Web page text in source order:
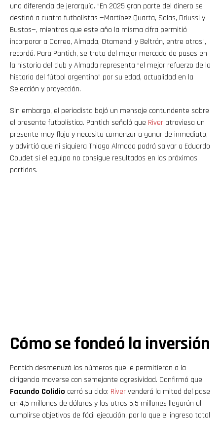
una diferencia de jerarquía. “En 2025 gran parte del dinero se
destinó a cuatro futbolistas —Martínez Quarta, Salas, Driussi y
Bustos—, mientras que este año la misma cifra permitió
incorporar a Correa, Almada, Otamendi y Beltrán, entre otros”,
recordó. Para Pantich, se trata del mejor mercado de pases en
la historia del club y Almada representa “el mejor refuerzo de la
historia del fútbol argentino” por su edad, actualidad en la
Selección y proyección.
Sin embargo, el periodista bajó un mensaje contundente sobre
el presente futbolístico. Pantich señaló que River atraviesa un
presente muy flojo y necesita comenzar a ganar de inmediato,
y advirtió que ni siquiera Thiago Almada podrá salvar a Eduardo
Coudet si el equipo no consigue resultados en los próximos
partidos.
Cómo se fondeó la inversión
Pantich desmenuzó los números que le permitieron a la
dirigencia moverse con semejante agresividad. Confirmó que
Facundo Colidio cerró su ciclo: Rivervenderá la mitad del pase
en 4,5 millones de dólares y los otros 5,5 millones llegarán al
cumplirse objetivos de fácil ejecución, por lo que el ingreso total